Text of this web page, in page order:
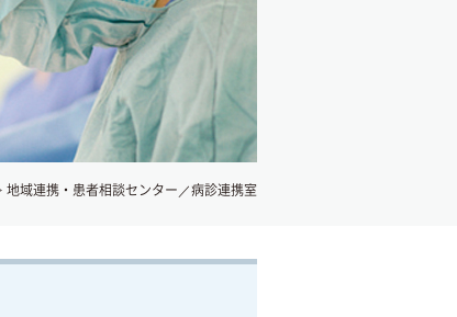
地域連携・患者相談センター／病診連携室